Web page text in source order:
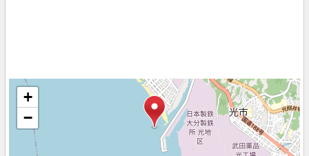
+
−